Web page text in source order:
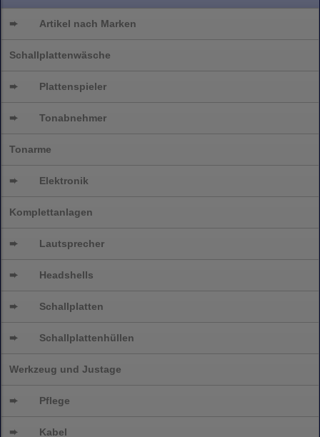
➨ Artikel nach Marken
Schallplattenwäsche
➨ Plattenspieler
➨ Tonabnehmer
Tonarme
➨ Elektronik
Komplettanlagen
➨ Lautsprecher
➨ Headshells
➨ Schallplatten
➨ Schallplattenhüllen
Werkzeug und Justage
➨ Pflege
➨ Kabel